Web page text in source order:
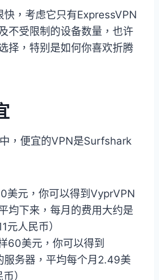
，考虑它只有ExpressVPN
不受限制的设备数量，也许
择，特别是如何你喜欢折腾
，便宜的VPN是Surfshark
美元，你可以得到VyprVPN
均下来，每月的费用大约是
元人民币）
60美元，你可以得到
务器，平均每个月2.49美
）